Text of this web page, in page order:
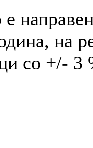
на
со +/- 3